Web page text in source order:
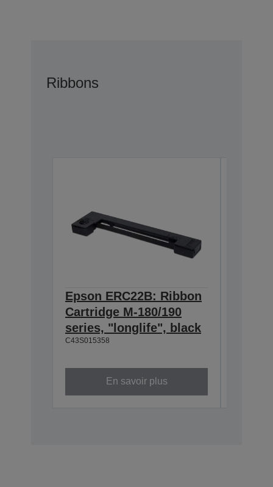
Ribbons
Epson ERC22B: Ribbon
Cartridge M-180/190
series, "longlife", black
C43S015358
En savoir plus